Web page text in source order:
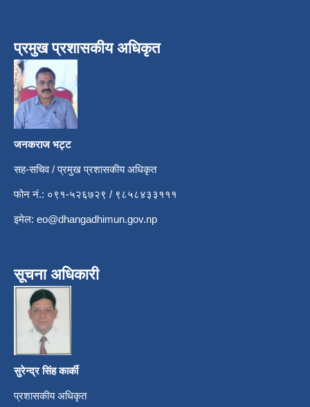
प्रमुख प्रशासकीय अधिकृत
जनकराज भट्ट
सह-सचिव / प्रमुख प्रशासकीय अधिकृत
फोन नं.: ०९१-५२६७२९ / ९८५८४३३१११
इमेल: eo@dhangadhimun.gov.np
सूचना अधिकारी
सुरेन्द्र सिंह कार्की
प्रशासकीय अधिकृत